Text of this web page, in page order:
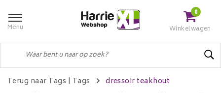
Menu
0
Winkelwagen
Terug naar Tags | Tags dressoir teakhout